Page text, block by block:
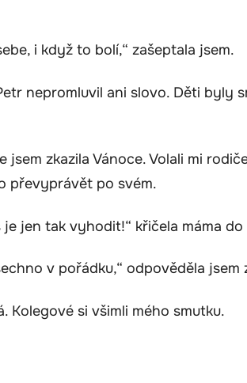
i když to bolí,“ zašeptala jsem.
nepromluvil ani slovo. Děti byly
zkazila Vánoce. Volali mi
převyprávět po svém.
jen tak vyhodit!“ křičela máma
v pořádku,“ odpověděla jsem
Kolegové si všimli mého smutku.